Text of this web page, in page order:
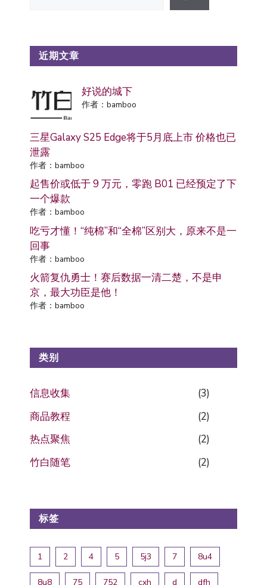
近期文章
好说的城下
作者：bamboo
三星Galaxy S25 Edge将于5月底上市 价格也已
泄露
作者：bamboo
起售价或低于 9 万元，零跑 B01 已经预定了下
一个爆款
作者：bamboo
吃亏才懂！“纯棉”和“全棉”区别大，原来不是一
回事
作者：bamboo
火箭复仇勇士！赛后数据一清二楚，不是申
京，最大功臣是他！
作者：bamboo
类别
信息收集
(3)
商品教程
(2)
热点聚焦
(2)
竹白随笔
(2)
标签
1 2 4 5 5j3 7 8u4
8u8 75 752 cxh d dfh